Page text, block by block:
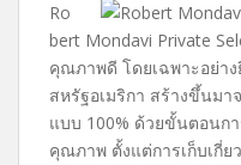
Ro
bert Mondavi Private
คุณภาพดี โดยเฉพาะอย่าง
สหรัฐอเมริกา สร้างขึ้นมา
แบบ 100% ด้วยขั้นตอนก
คุณภาพ ตั้งแต่การเก็บเกี่ย